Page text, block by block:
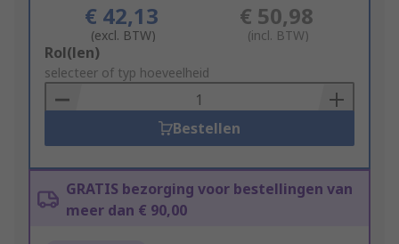
€ 42,13
(excl. BTW)
€ 50,98
(incl. BTW)
Add
to
Basket
Rol(len)
selecteer of typ hoeveelheid
Bestellen
GRATIS bezorging voor bestellingen van
meer dan € 90,00